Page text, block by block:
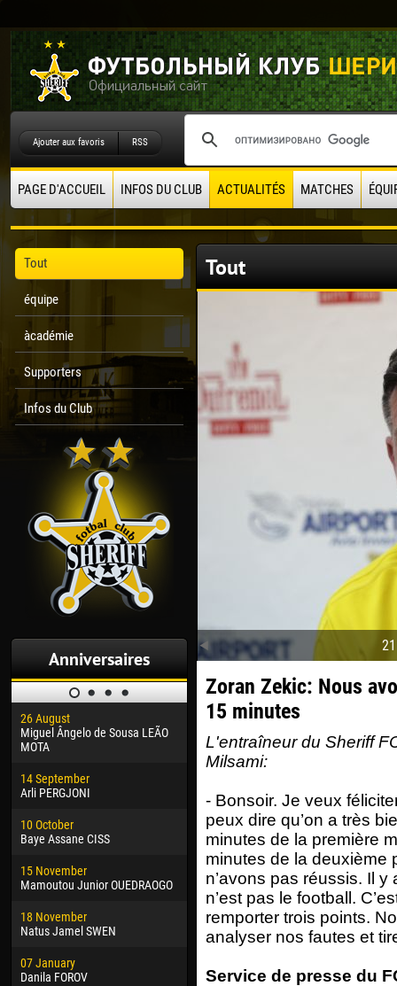
Ajouter aux favoris RSS
PAGE D'ACCUEIL INFOS DU CLUB ACTUALITÉS MATCHES
Tout
équipe
àcadémie
Supporters
Infos du Club
Anniversaires
26 August
Miguel Ângelo de Sousa LEÃO
MOTA
14 September
Arli PERGJONI
10 October
Baye Assane CISS
15 November
Mamoutou Junior OUEDRAOGO
18 November
Natus Jamel SWEN
07 January
Danila FOROV
30 January
Dhoraso Moreo KLAS
24 February
02 March
Veaceslav COZMA
09 March
Emmanuel AFETSE
20 March
Jayder Moreno ASPRILLA
22 March
15
24
28
Tout
Zoran Zekic: Nous
15 minutes
L'entraîneur du Sheriff
Milsami:
- Bonsoir. Je veux
peux dire qu’on a très
minutes de la première
minutes de la deuxième
n’avons pas réussis. Il
n’est pas le football.
remporter trois points.
analyser nos fautes et
Service de presse du